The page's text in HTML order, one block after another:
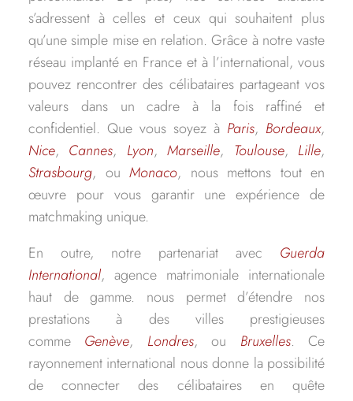
s’adressent à celles et ceux qui souhaitent plus
qu’une simple mise en relation. Grâce à notre vaste
réseau implanté en France et à l’international, vous
pouvez rencontrer des célibataires partageant vos
valeurs dans un cadre à la fois raffiné et
confidentiel. Que vous soyez à Paris, Bordeaux,
Nice, Cannes, Lyon,Marseille, Toulouse, Lille,
Strasbourg, ou Monaco, nous mettons tout en
œuvre pour vous garantir une expérience de
matchmaking unique.
En outre, notre partenariat avec Guerda
International, agence matrimoniale internationale
haut de gamme. nous permet d’étendre nos
prestations à des villes prestigieuses
comme
Genève, Londres, ou Bruxelles. Ce
rayonnement international nous donne la possibilité
de connecter des célibataires en quête